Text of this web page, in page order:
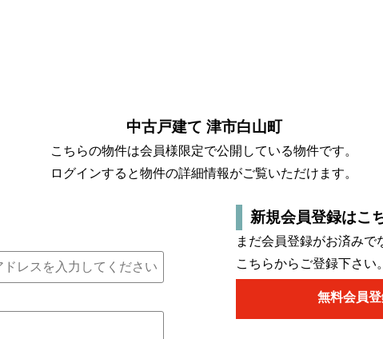
中古戸建て 津市白山町
こちらの物件は会員様限定で公開している物件です。
ログインすると物件の詳細情報がご覧いただけます。
新規会員登録はこ
まだ会員登録がお済みで
こちらからご登録下さい。
無料会員